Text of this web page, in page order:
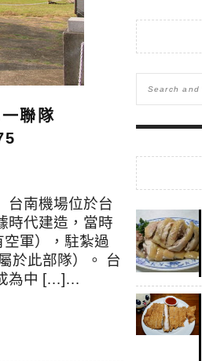
聯隊
台南機場位於台
時代建造，當時
軍），駐紮過
於此部隊）。 台
為中 […]…